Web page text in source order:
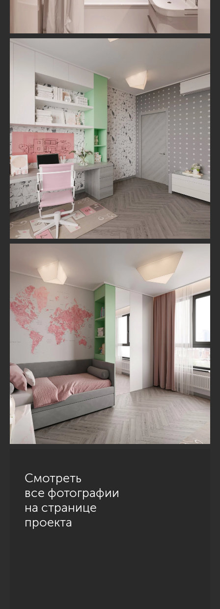
Смотреть
все фотографии
на странице
проекта